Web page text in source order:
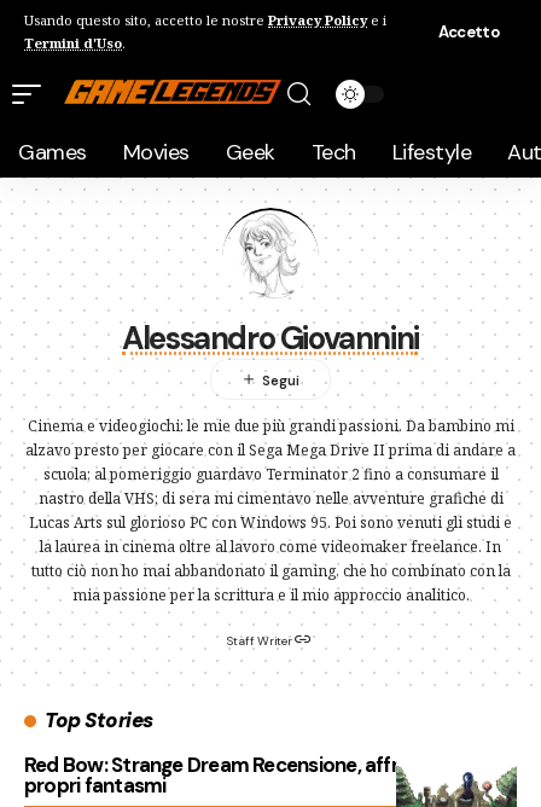
Usando questo sito, accetto le nostre Privacy Policye i
Termini d'Uso.
Accetto
Games Movies Geek Tech Lifestyle
Alessandro Giovannini
Cinema e videogiochi: le mie due più grandi passioni. Da bambino mi
alzavo presto per giocare con il Sega Mega Drive II prima di andare a
scuola; al pomeriggio guardavo Terminator 2 fino a consumare il
nastro della VHS; di sera mi cimentavo nelle avventure grafiche di
Lucas Arts sul glorioso PC con Windows 95. Poi sono venuti gli studi e
la laurea in cinema oltre al lavoro come videomaker freelance. In
tutto ciò non ho mai abbandonato il gaming, che ho combinato con la
mia passione per la scrittura e il mio approccio analitico.
Staff Writer
Top Stories
Red Bow: Strange Dream Recensione, affrontare i
propri fantasmi